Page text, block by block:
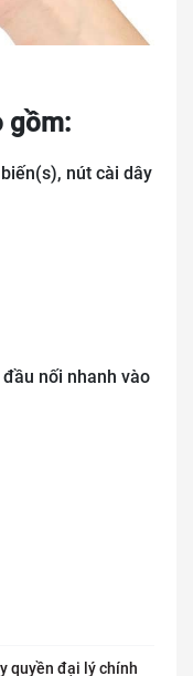
gồm:
nút cài dây
nối nhanh vào
quyền đại lý chính